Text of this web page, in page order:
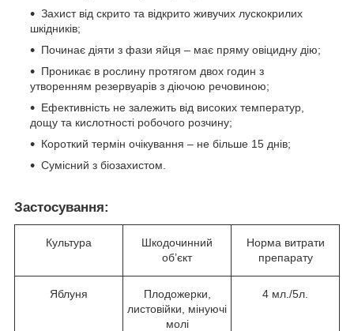
Захист від скрито та відкрито живучих лускокрилих
шкідників;
Починає діяти з фази яйця – має пряму овіцидну дію;
Проникає в рослину протягом двох годин з
утворенням резервуарів з діючою речовиною;
Ефективність не залежить від високих температур,
дощу та кислотності робочого розчину;
Короткий термін очікування – не більше 15 днів;
Сумісний з біозахистом.
Застосування:
Культура
Шкодочинний
об’єкт
Норма витрати
препарату
Яблуня
Плодожерки,
листовійки, мінуючі
молі
4 мл./5л.